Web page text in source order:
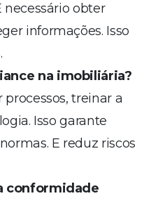
necessário obter
informações. Isso
na imobiliária?
treinar a
Isso garante
E reduz riscos
conformidade